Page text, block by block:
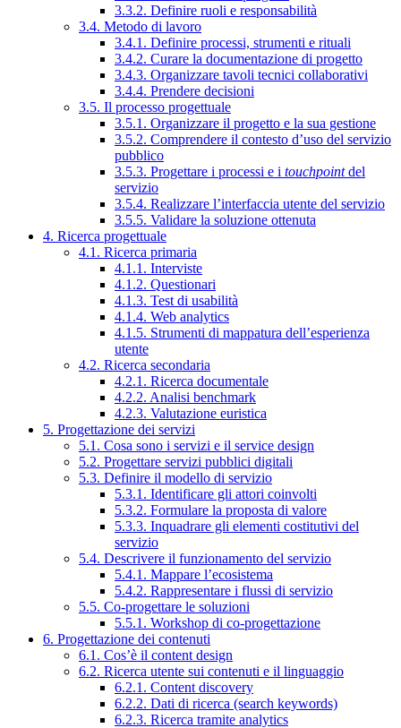
3.3.2. Definire ruoli e responsabilità
3.4. Metodo di lavoro
3.4.1. Definire processi, strumenti e rituali
3.4.2. Curare la documentazione di progetto
3.4.3. Organizzare tavoli tecnici collaborativi
3.4.4. Prendere decisioni
3.5. Il processo progettuale
3.5.1. Organizzare il progetto e la sua gestione
3.5.2. Comprendere il contesto d’uso del servizio
pubblico
3.5.3. Progettare i processi e i touchpointdel
servizio
3.5.4. Realizzare l’interfaccia utente del servizio
3.5.5. Validare la soluzione ottenuta
4. Ricerca progettuale
4.1. Ricerca primaria
4.1.1. Interviste
4.1.2. Questionari
4.1.3. Test di usabilità
4.1.4. Web analytics
4.1.5. Strumenti di mappatura dell’esperienza
utente
4.2. Ricerca secondaria
4.2.1. Ricerca documentale
4.2.2. Analisi benchmark
4.2.3. Valutazione euristica
5. Progettazione dei servizi
5.1. Cosa sono i servizi e il service design
5.2. Progettare servizi pubblici digitali
5.3. Definire il modello di servizio
5.3.1. Identificare gli attori coinvolti
5.3.2. Formulare la proposta di valore
5.3.3. Inquadrare gli elementi costitutivi del
servizio
5.4. Descrivere il funzionamento del servizio
5.4.1. Mappare l’ecosistema
5.4.2. Rappresentare i flussi di servizio
5.5. Co-progettare le soluzioni
5.5.1. Workshop di co-progettazione
6. Progettazione dei contenuti
6.1. Cos’è il content design
6.2. Ricerca utente sui contenuti e il linguaggio
6.2.1. Content discovery
6.2.2. Dati di ricerca (search keywords)
6.2.3. Ricerca tramite analytics